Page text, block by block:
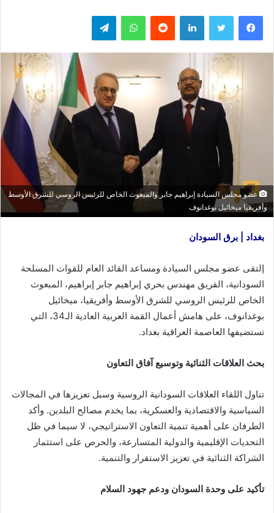
فيسبوك تويتر لينكدإن واتساب تيلقرام
عضو مجلس السيادة إبراهيم جابر والمبعوث الخاص للرئيس الروسي للشرق الأوسط
وأفريقيا ميخائيل بوغدانوف
بغداد | برق السودان
إلتقى عضو مجلس السيادة ومساعد القائد العام للقوات المسلحة
السودانية، الفريق مهندس بحري إبراهيم جابر إبراهيم، المبعوث
الخاص للرئيس الروسي للشرق الأوسط وأفريقيا، ميخائيل
بوغدانوف، على هامش أعمال القمة العربية العادية الـ34، التي
تستضيفها العاصمة العراقية بغداد.
بحث العلاقات الثنائية وتوسيع آفاق التعاون
تناول اللقاء العلاقات السودانية الروسية وسبل تعزيزها في المجالات
السياسية والاقتصادية والعسكرية، بما يخدم مصالح البلدين. وأكد
الطرفان على أهمية تنمية التعاون الاستراتيجي، لا سيما في ظل
التحديات الإقليمية والدولية المتسارعة، والحرص على استثمار
الشراكة الثنائية في تعزيز الاستقرار والتنمية.
تأكيد على وحدة السودان ودعم جهود السلام